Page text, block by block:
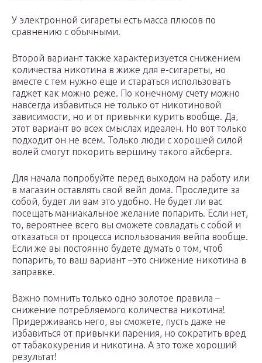
У электронной сигареты есть масса плюсов по
сравнению с обычными.
Второй вариант также характеризуется снижением
количества никотина в жиже для е-сигареты, но
вместе с тем нужно еще и стараться использовать
гаджет как можно реже. По конечному счету можно
навсегда избавиться не только от никотиновой
зависимости, но и от привычки курить вообще. Да,
этот вариант во всех смыслах идеален. Но вот только
подходит он не всем. Только люди с хорошей силой
волей смогут покорить вершину такого айсберга.
Для начала попробуйте перед выходом на работу или
в магазин оставлять свой вейп дома. Проследите за
собой, будет ли вам это удобно. Не будет ли вас
посещать маниакальное желание попарить. Если нет,
то, вероятнее всего вы сможете совладать с собой и
отказаться от процесса использования вейпа вообще.
Если же вы постоянно будете думать о том, чтоб
попарить, то ваш вариант –это снижение никотина в
заправке.
Важно помнить только одно золотое правила –
снижение потребляемого количества никотина!
Придерживаясь него, вы сможете, пусть даже не
избавиться от привычки парения, но сократить вред
от табакокурения и никотина. А это тоже хороший
результат!